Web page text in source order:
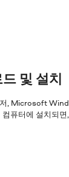
및 설치
, Microsoft
퓨터에 설치되